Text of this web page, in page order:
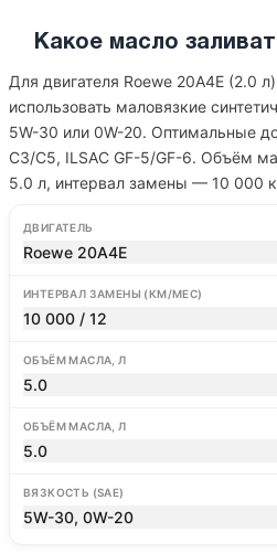
Какое масло
Для двигателя Roewe 20A4E (2.0
использовать маловязкие
5W-30 или 0W-20. Оптимальные
C3/C5, ILSAC GF-5/GF-6. Объём
5.0 л, интервал замены — 10 000
ДВИГАТЕЛЬ
Roewe 20A4E
ИНТЕРВАЛ ЗАМЕНЫ (КМ/МЕС)
10 000 / 12
ОБЪЁМ МАСЛА, Л
5.0
ОБЪЁМ МАСЛА, Л
5.0
ВЯЗКОСТЬ (SAE)
5W-30, 0W-20